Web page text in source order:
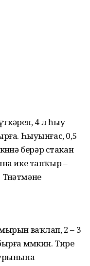
4 л һыу
Һыуынғас, 0,5
берәр стакан
ике тапҡыр –
Төнәтмәне
ваҡлап, 2 – 3
мөмкин. Тире